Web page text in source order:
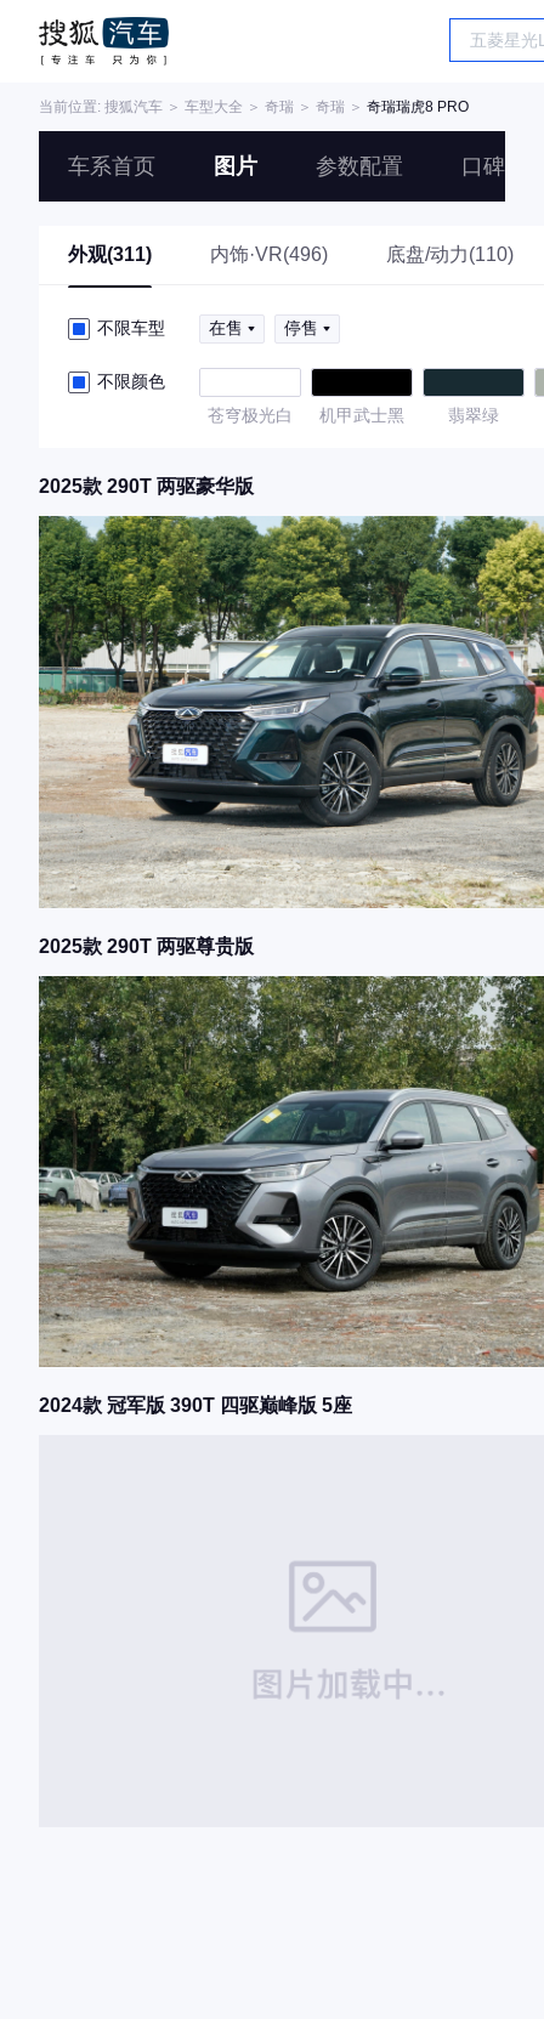
当前位置: 搜狐汽车 ＞ 车型大全 ＞ 奇瑞 ＞ 奇瑞 ＞ 奇瑞瑞虎8 PRO
车系首页 图片 参数配置 口碑
外观(311) 内饰·VR(496) 底盘/动力(110)
不限车型 在售 停售
不限颜色
苍穹极光白
机甲武士黑 翡翠绿
2025款 290T 两驱豪华版
2025款 290T 两驱尊贵版
2024款 冠军版 390T 四驱巅峰版 5座